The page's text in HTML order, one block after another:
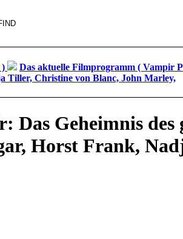
) Das aktuelle Filmprogramm ( Vampir
Tiller, Christine von Blanc, John Marley,
Das Geheimnis
Horst Frank,